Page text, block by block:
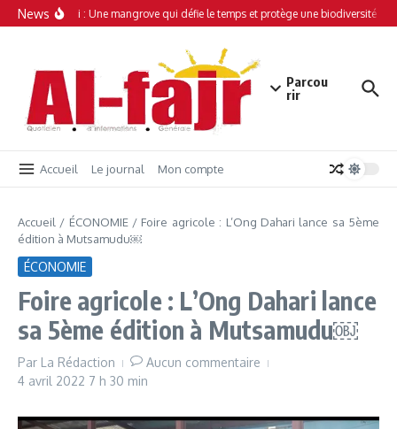
Aller au contenu
News
Simamboini : Une mangrove qui défie le temps et protège une biodiversité
Parcou
rir
Accueil Le journal Mon compte
Accueil / ÉCONOMIE/ Foire agricole : L’Ong Dahari lance sa 5ème
édition à Mutsamudu￼
ÉCONOMIE
Foire agricole : L’Ong Dahari lance
sa 5ème édition à Mutsamudu￼
Par La Rédaction
Aucun commentaire
4 avril 2022 7 h 30 min